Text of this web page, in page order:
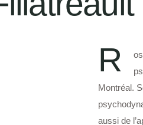
R
Montréal.
aussi de